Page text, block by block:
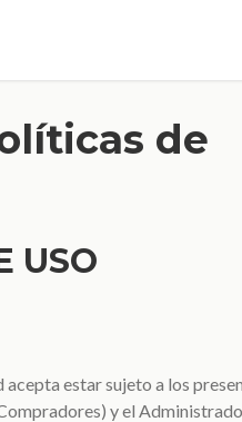
de
USO
estar sujeto a los
y el